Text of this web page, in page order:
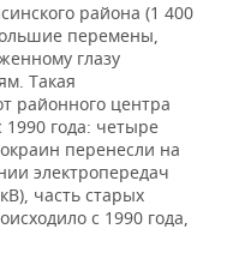
района (1 400
перемены,
глазу
Такая
районного центра
1990 года: четыре
перенесли на
электропередач
часть старых
с 1990 года,